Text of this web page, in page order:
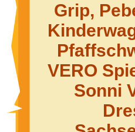
Grip,
VERO
Sonni